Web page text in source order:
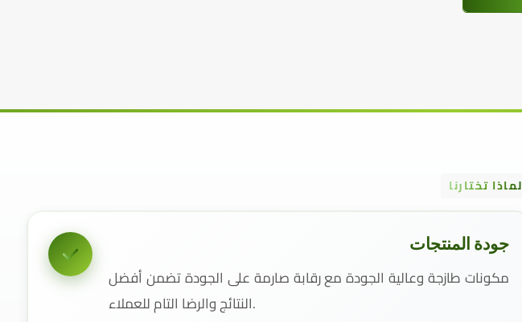
لماذا تختارنا
جودة المنتجات
مكونات طازجة وعالية الجودة مع رقابة صارمة على الجودة تضمن أفضل
النتائج والرضا التام للعملاء.